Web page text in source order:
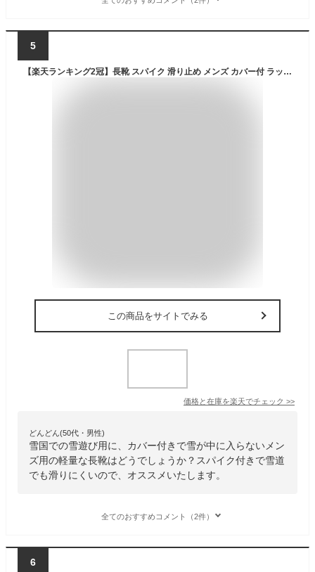
5
【楽天ランキング2冠】長靴 スパイク 滑り止め メンズ カバー付 ラッセル メッシュ 夏 涼しい 冬 暖かい 林業 土木 作業 現場 山菜 採り 磯 釣り 斜面 法面 雪道 スパイクブーツ 送料無料 JKSP-01
この商品をサイトでみる
価格と在庫を楽天でチェック >>
どんどん(50代・男性)
雪国での雪遊び用に、カバー付きで雪が中に入らないメン
ズ用の軽量な長靴はどうでしょうか？スパイク付きで雪道
でも滑りにくいので、オススメいたします。
全てのおすすめコメント（2件）
6